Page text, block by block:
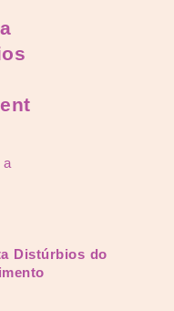
Distúrbios do